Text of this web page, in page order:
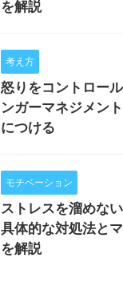
を解説
考え方
怒りをコントロー
ンガーマネジメン
につける
モチベーション
ストレスを溜めな
具体的な対処法と
を解説